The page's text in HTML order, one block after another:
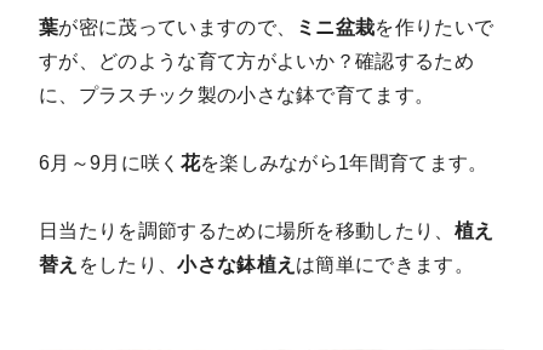
葉が密に茂っていますので、 ミニ盆栽を作りたいで
すが、どのような育て方がよいか？確認するため
に、プラスチック製の小さな鉢で育てます。
6月～9月に咲く 花を楽しみながら1年間育てます。
日当たりを調節するために場所を移動したり、 植え
替え をしたり、小さな鉢植え は簡単にできます。